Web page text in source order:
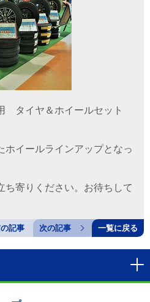
タイヤ＆ホイールセット
ホイールラインアップとなっ
ち寄りください。お待ちして
記事 次の記事 一覧に戻る